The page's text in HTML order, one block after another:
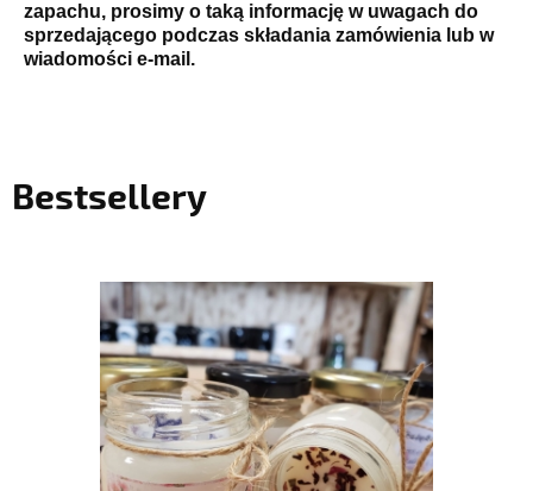
zapachu, prosimy o taką informację w uwagach do
sprzedającego podczas składania zamówienia lub w
wiadomości e-mail.
Bestsellery